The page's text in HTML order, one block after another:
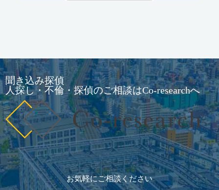
聞き込み探偵
人探し・不倫・探偵のご相談はCo-researchへ
お気軽にご相談ください